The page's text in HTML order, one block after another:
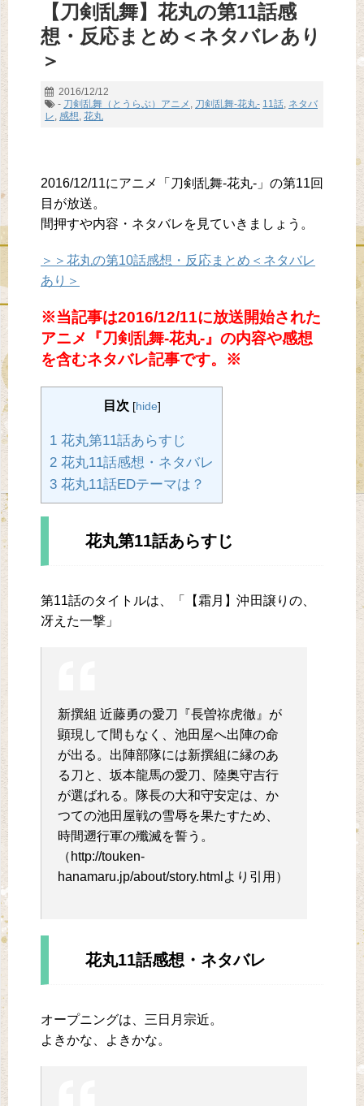
【刀剣乱舞】花丸の第11話感
想・反応まとめ＜ネタバレあり
＞
2016/12/12
- 刀剣乱舞（とうらぶ）アニメ , 刀剣乱舞-花丸- 11話, ネタバ
レ, 感想, 花丸
2016/12/11にアニメ「刀剣乱舞-花丸-」の第11回
目が放送。
間押すや内容・ネタバレを見ていきましょう。
＞＞花丸の第10話感想・反応まとめ＜ネタバレ
あり＞
※当記事は2016/12/11に放送開始された
アニメ『刀剣乱舞-花丸-』の内容や感想
を含むネタバレ記事です。※
目次 [hide]
1 花丸第11話あらすじ
2 花丸11話感想・ネタバレ
3 花丸11話EDテーマは？
花丸第11話あらすじ
第11話のタイトルは、「【霜月】沖田譲りの、
冴えた一撃」
新撰組 近藤勇の愛刀『長曽祢虎徹』が
顕現して間もなく、池田屋へ出陣の命
が出る。出陣部隊には新撰組に縁のあ
る刀と、坂本龍馬の愛刀、陸奥守吉行
が選ばれる。隊長の大和守安定は、か
つての池田屋戦の雪辱を果たすため、
時間遡行軍の殲滅を誓う。
（http://touken-
hanamaru.jp/about/story.htmlより引用）
花丸11話感想・ネタバレ
オープニングは、三日月宗近。
よきかな、よきかな。